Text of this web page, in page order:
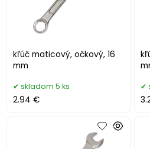
kľúč maticový, očkový, 16
mm
skladom 5 ks
2.94 €